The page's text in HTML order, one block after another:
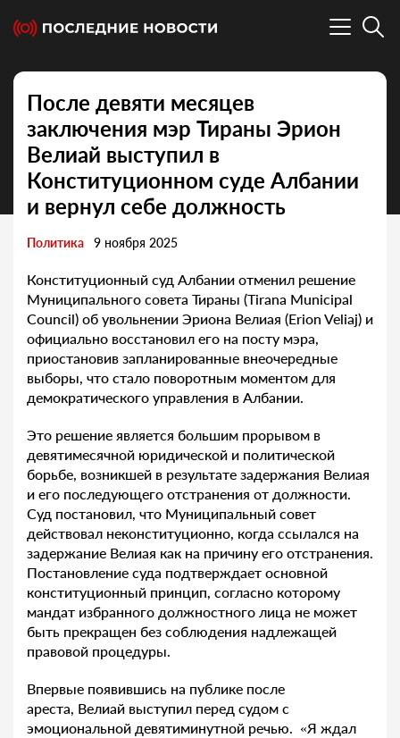
После девяти месяцев
заключения мэр Тираны Эрион
Велиай выступил в
Конституционном суде Албании
и вернул себе должность
Политика 9 ноября 2025
Конституционный суд Албании отменил решение
Муниципального совета Тираны (Tirana Municipal
Council) об увольнении Эриона Велиая (Erion Veliaj) и
официально восстановил его на посту мэра,
приостановив запланированные внеочередные
выборы, что стало поворотным моментом для
демократического управления в Албании.
Это решение является большим прорывом в
девятимесячной юридической и политической
борьбе, возникшей в результате задержания Велиая
и его последующего отстранения от должности.
Суд постановил, что Муниципальный совет
действовал неконституционно, когда ссылался на
задержание Велиая как на причину его отстранения.
Постановление суда подтверждает основной
конституционный принцип, согласно которому
мандат избранного должностного лица не может
быть прекращен без соблюдения надлежащей
правовой процедуры.
Впервые появившись на публике после
ареста, Велиай выступил перед судом с
эмоциональной девятиминутной речью. «Я ждал